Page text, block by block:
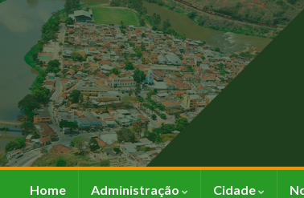
Home Administração Cidade